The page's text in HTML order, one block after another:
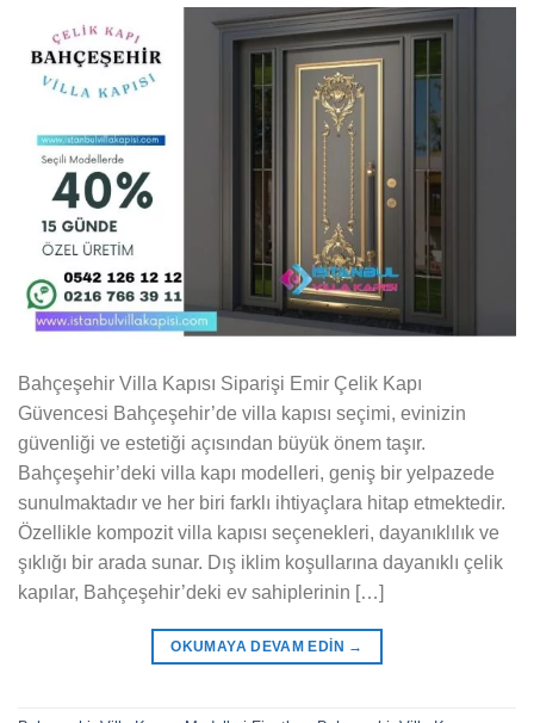
Bahçeşehir Villa Kapısı Siparişi Emir Çelik Kapı
Güvencesi Bahçeşehir’de villa kapısı seçimi, evinizin
güvenliği ve estetiği açısından büyük önem taşır.
Bahçeşehir’deki villa kapı modelleri, geniş bir yelpazede
sunulmaktadır ve her biri farklı ihtiyaçlara hitap etmektedir.
Özellikle kompozit villa kapısı seçenekleri, dayanıklılık ve
şıklığı bir arada sunar. Dış iklim koşullarına dayanıklı çelik
kapılar, Bahçeşehir’deki ev sahiplerinin […]
OKUMAYA DEVAM EDIN →